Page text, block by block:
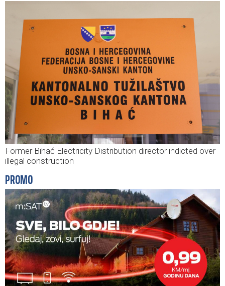
Former Bihać Electricity Distribution director indicted over
illegal construction
PROMO